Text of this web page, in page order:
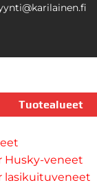
Tuotealueet
Husky-veneet
lasikuituveneet